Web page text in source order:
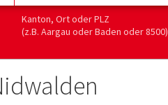
Kanton, Ort oder PLZ
(z.B. Aargau oder Baden oder 8500)